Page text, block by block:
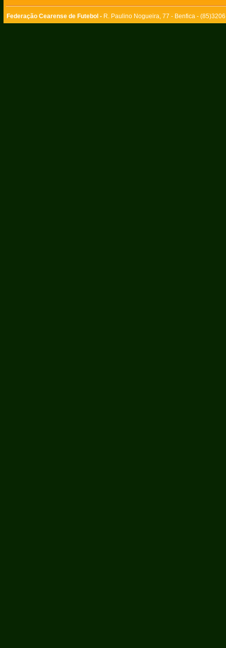
Federação Cearense de Futebol - R. Paulino Nogueira, 77 - Benfica -